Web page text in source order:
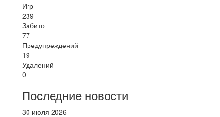
Игр
239
Забито
77
Предупреждений
19
Удалений
0
Последние новости
30 июля 2026